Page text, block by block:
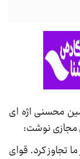
محسنی اژه ای
مجازی نوشت:
تجاوز کرد. قوای